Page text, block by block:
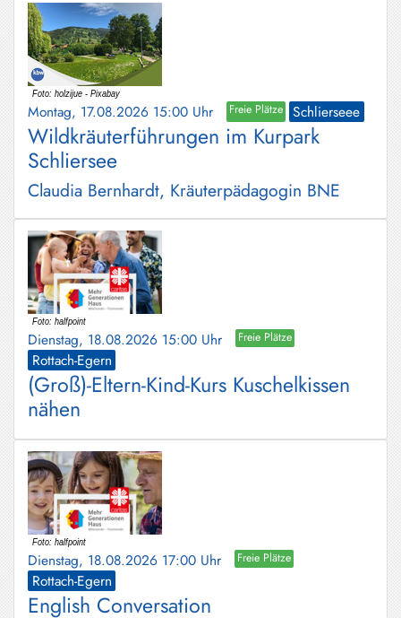
Montag, 17.08.2026 15:00 Uhr Freie Plätze Schlierseee
Wildkräuterführungen im Kurpark
Schliersee
Claudia Bernhardt, Kräuterpädagogin BNE
Dienstag, 18.08.2026 15:00 Uhr Freie Plätze
Rottach-Egern
(Groß)-Eltern-Kind-Kurs Kuschelkissen
nähen
Dienstag, 18.08.2026 17:00 Uhr Freie Plätze
Rottach-Egern
English Conversation